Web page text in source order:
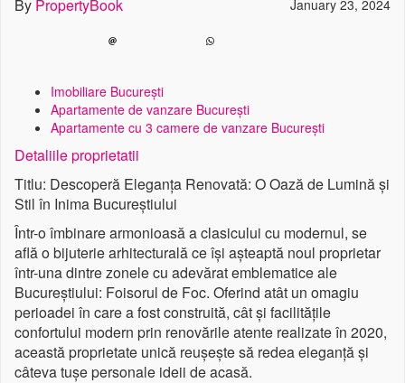
January 23, 2024
By PropertyBook
Imobiliare București
Apartamente de vanzare București
Apartamente cu 3 camere de vanzare București
Detaliile proprietatii
Titlu: Descoperă Eleganța Renovată: O Oază de Lumină și
Stil în Inima Bucureștiului
Într-o îmbinare armonioasă a clasicului cu modernul, se
află o bijuterie arhitecturală ce își așteaptă noul proprietar
într-una dintre zonele cu adevărat emblematice ale
Bucureștiului: Foisorul de Foc. Oferind atât un omagiu
perioadei în care a fost construită, cât și facilitățile
confortului modern prin renovările atente realizate în 2020,
această proprietate unică reușește să redea eleganță și
câteva tușe personale ideii de acasă.